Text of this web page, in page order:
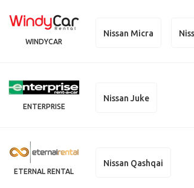
WINDYCAR
Nissan Micra
ENTERPRISE
Nissan Juke
ETERNAL RENTAL
Nissan Qashqai